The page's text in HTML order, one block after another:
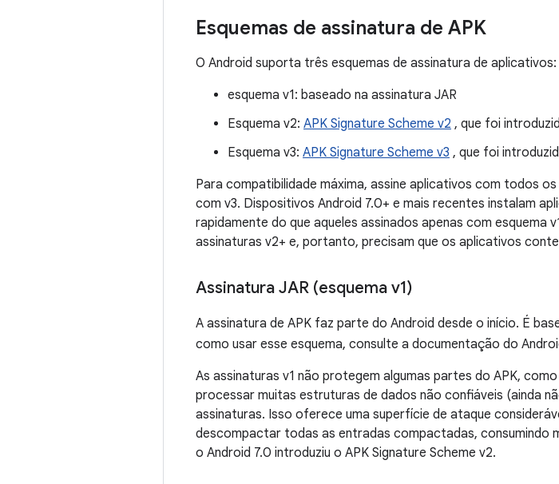
Esquemas de assinatura de APK
O Android suporta três esquemas de assinatura de aplicativos:
esquema v1: baseado na assinatura JAR
Esquema v2: APK Signature Scheme v2 , que foi
Esquema v3: APK Signature Scheme v3 , que foi
Para compatibilidade máxima, assine aplicativos com todos
com v3. Dispositivos Android 7.0+ e mais recentes instalam
rapidamente do que aqueles assinados apenas com esquema
assinaturas v2+ e, portanto, precisam que os aplicativos
Assinatura JAR (esquema v1)
A assinatura de APK faz parte do Android desde o início. É
como usar esse esquema, consulte a documentação do
As assinaturas v1 não protegem algumas partes do APK,
processar muitas estruturas de dados não confiáveis ​​(ainda
assinaturas. Isso oferece uma superfície de ataque
descompactar todas as entradas compactadas, consumindo
o Android 7.0 introduziu o APK Signature Scheme v2.